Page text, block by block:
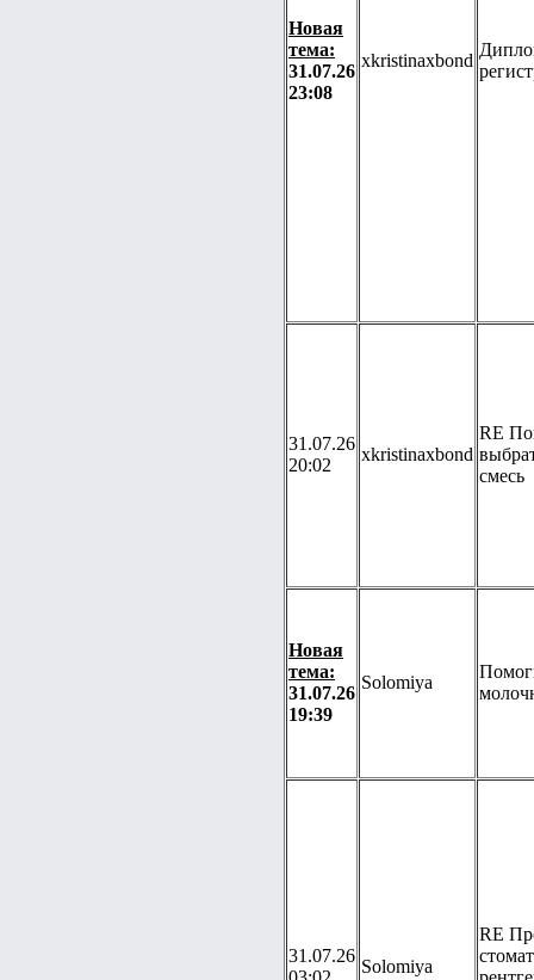
Новая
тема:
31.07.26
23:08
xkristinaxbond
31.07.26
20:02
xkristinaxbond
RE
смесь
Новая
тема:
31.07.26
19:39
Solomiya
31.07.26
Solomiya
RE